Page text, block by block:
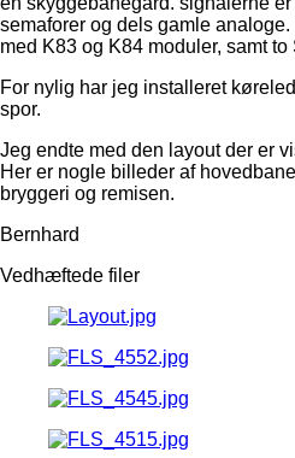
semaforer og dels gamle
med K83 og K84 moduler, samt to
For nylig har jeg installeret
spor.
Jeg endte med den layout der er
Her er nogle billeder af
bryggeri og remisen.
Bernhard
Vedhæftede filer